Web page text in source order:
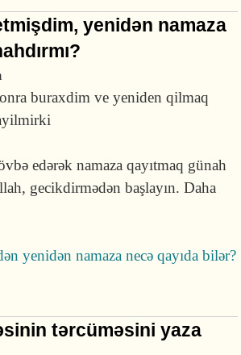
yenidən namaza
buraxdim ve yeniden qilmaq
edərək namaza qayıtmaq günah
gecikdirmədən başlayın. Daha
yenidən namaza necə qayıda bilər?
tərcüməsini yaza